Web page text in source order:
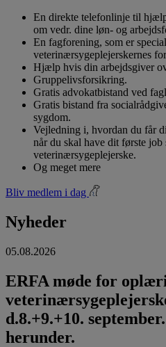
En direkte telefonlinje til
om vedr. dine løn- og
En fagforening, som er
veterinærsygeplejerskernes
Hjælp hvis din arbejdsgiver
Gruppelivsforsikring.
Gratis advokatbistand ved
Gratis bistand fra
sygdom.
Vejledning i, hvordan du får
når du skal have dit første job
veterinærsygeplejerske.
Og meget mere
Bliv medlem i dag
Nyheder
05.08.2026
ERFA møde for
d.8.+9.+10.
herunder.